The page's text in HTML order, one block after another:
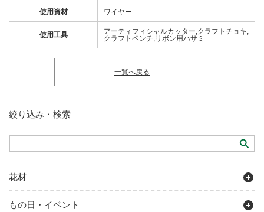
使用資材 ワイヤー
使用工具
アーティフィシャルカッター,クラフトチョキ,
クラフトペンチ,リボン用ハサミ
一覧へ戻る
絞り込み・検索
花材
もの日・イベント